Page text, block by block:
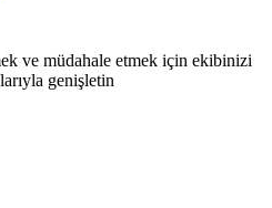
ve müdahale etmek için ekibinizi
genişletin